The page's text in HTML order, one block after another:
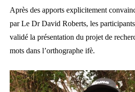
Après des apports explicitement
par Le Dr David Roberts, les
validé la présentation du projet de
mots dans l’orthographe ifè.